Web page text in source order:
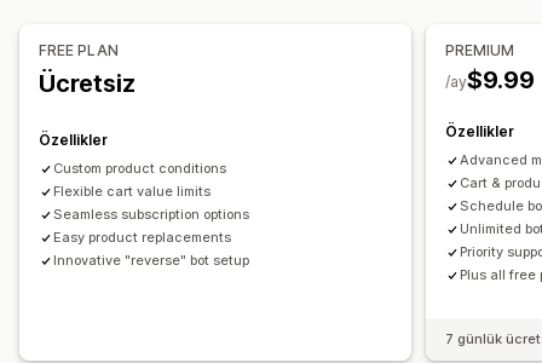
Tek tıkla yukarı satış
FREE PLAN
Ücretsiz
Özellikler
Custom product conditions
Flexible cart value limits
Seamless subscription options
Easy product replacements
Innovative "reverse" bot setup
PREMIUM
$9.99
/ay
Özellikler
Advanced
Cart &
Schedule
Unlimited
Priority
Plus all
7 günlük